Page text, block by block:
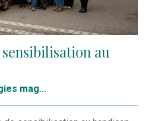
au
mag...